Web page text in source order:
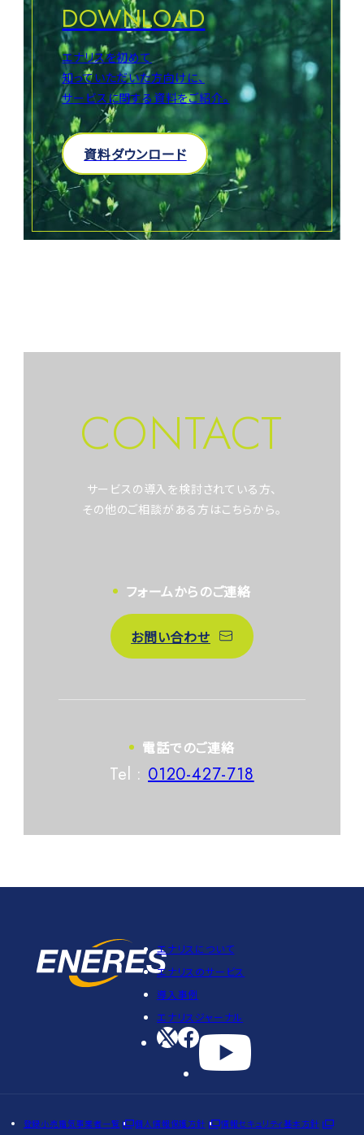
DOWNLOAD
エナリスを初めて
知っていただいた方向けに、
サービスに関する資料をご紹介。
資料ダウンロード
CONTACT
サービスの導入を検討されている方、
その他のご相談がある方はこちらから。
フォームからのご連絡
お問い合わせ
電話でのご連絡
Tel :0120-427-718
エナリスについて
エナリスのサービス
導入事例
エナリスジャーナル
登録小売電気事業者一覧 個人情報保護方針 情報セキュリティ基本方針